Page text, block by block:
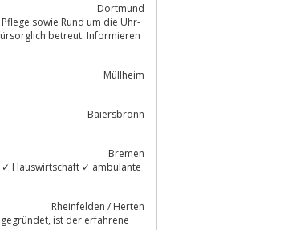
Dortmund
sowie Rund um die Uhr-
Müllheim
Baiersbronn
Bremen
Hauswirtschaft ✓ ambulante
Rheinfelden / Herten